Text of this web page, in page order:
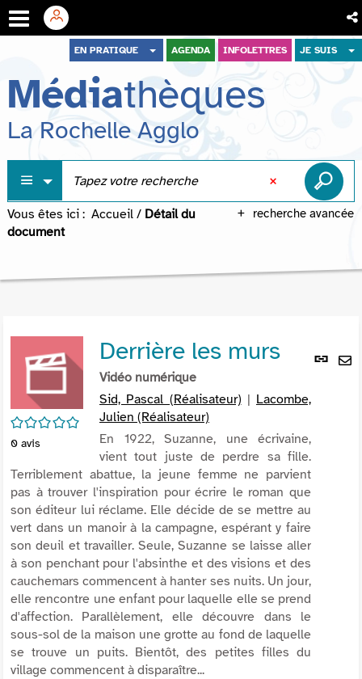
menu
contenu
recherche
EN PRATIQUE AGENDA INFOLETTRES JE SUIS
Médiathèques
La Rochelle Agglo
recherche avancée
Vous êtes ici : Accueil / Détail du
document
Lien
/5
0 avis
Derrière les murs
Vidéo numérique
Sid, Pascal (Réalisateur) | Lacombe,
Julien (Réalisateur)
En 1922, Suzanne, une écrivaine,
vient tout juste de perdre sa fille.
Terriblement abattue, la jeune femme ne parvient
pas à trouver l'inspiration pour écrire le roman que
son éditeur lui réclame. Elle décide de se mettre au
vert dans un manoir à la campagne, espérant y faire
son deuil et travailler. Seule, Suzanne se laisse aller
à son penchant pour l'absinthe et des visions et des
cauchemars commencent à hanter ses nuits. Un jour,
elle rencontre une enfant pour laquelle elle se prend
d'affection. Parallèlement, elle découvre dans le
sous-sol de la maison une grotte au fond de laquelle
se trouve un puits. Bientôt, des petites filles du
village commencent à disparaître...